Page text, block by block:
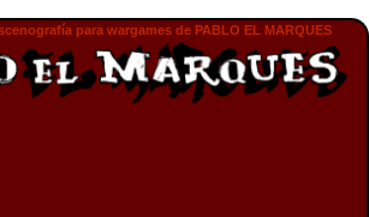
para wargames de PABLO EL MARQUES